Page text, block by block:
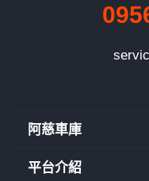
阿慈車庫
平台介紹